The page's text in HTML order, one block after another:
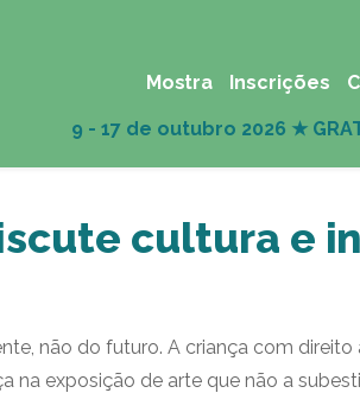
Mostra Inscrições
cultura e
não do futuro. A criança com
na exposição de arte que não a